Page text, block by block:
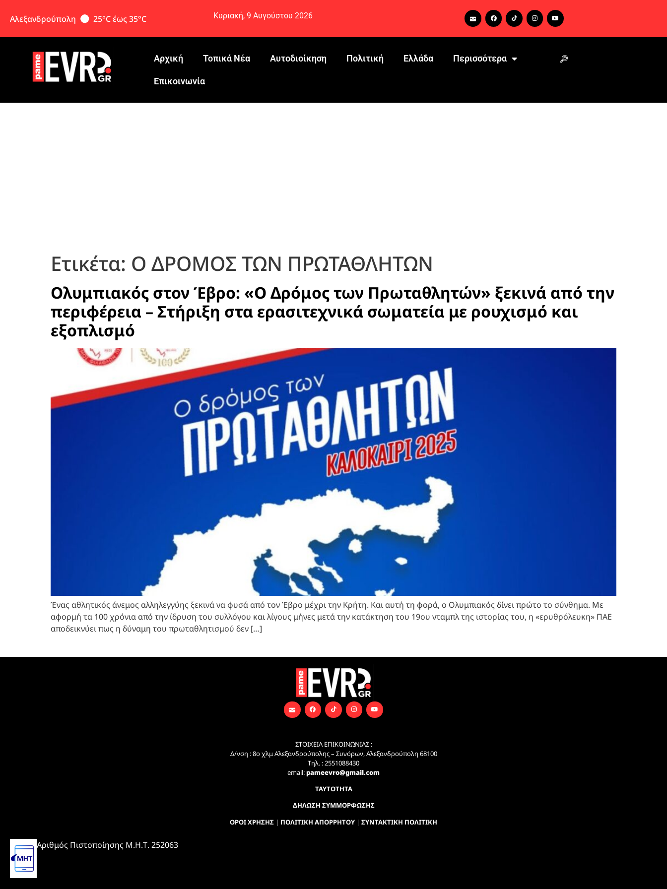
Αλεξανδρούπολη 25°C έως 35°C Κυριακή, 9 Αυγούστου 2026
Αρχική Τοπικά Νέα Αυτοδιοίκηση Πολιτική Ελλάδα Περισσότερα
Eπικοινωνία
Ετικέτα: Ο ΔΡΟΜΟΣ ΤΩΝ ΠΡΩΤΑΘΛΗΤΩΝ
Ολυμπιακός στον Έβρο: «Ο Δρόμος των Πρωταθλητών» ξεκινά από την
περιφέρεια – Στήριξη στα ερασιτεχνικά σωματεία με ρουχισμό και
εξοπλισμό
Ένας αθλητικός άνεμος αλληλεγγύης ξεκινά να φυσά από τον Έβρο μέχρι την Κρήτη. Και αυτή τη φορά, ο Ολυμπιακός δίνει πρώτο το σύνθημα. Με
αφορμή τα 100 χρόνια από την ίδρυση του συλλόγου και λίγους μήνες μετά την κατάκτηση του 19ου νταμπλ της ιστορίας του, η «ερυθρόλευκη» ΠΑΕ
αποδεικνύει πως η δύναμη του πρωταθλητισμού δεν […]
ΣΤΟΙΧΕΙΑ ΕΠΙΚΟΙΝΩΝΙΑΣ :
Δ/νση : 8ο χλμ Αλεξανδρούπολης – Συνόρων, Αλεξανδρούπολη 68100
Τηλ. : 2551088430
email:pameevro@gmail.com
ΤΑΥΤΟΤΗΤΑ
ΔΗΛΩΣΗ ΣΥΜΜΟΡΦΩΣΗΣ
ΟΡΟΙ ΧΡΗΣΗΣ | ΠΟΛΙΤΙΚΗ ΑΠΟΡΡΗΤΟΥ | ΣΥΝΤΑΚΤΙΚΗ ΠΟΛΙΤΙΚΗ
Αριθμός Πιστοποίησης Μ.Η.Τ. 252063